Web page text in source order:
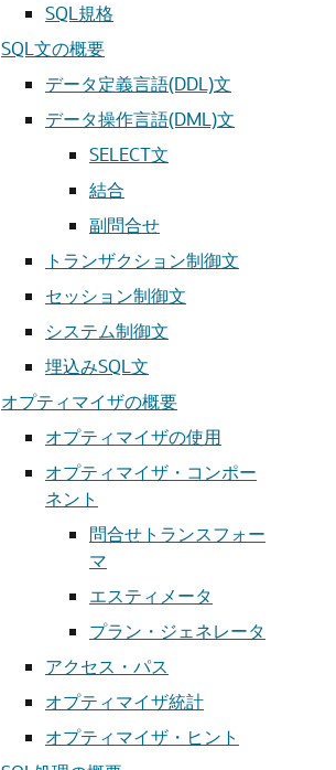
SQL規格
SQL文の概要
データ定義言語(DDL)文
データ操作言語(DML)文
SELECT文
結合
副問合せ
トランザクション制御文
セッション制御文
システム制御文
埋込みSQL文
オプティマイザの概要
オプティマイザの使用
オプティマイザ・コンポー
ネント
問合せトランスフォー
マ
エスティメータ
プラン・ジェネレータ
アクセス・パス
オプティマイザ統計
オプティマイザ・ヒント